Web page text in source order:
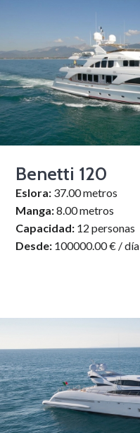
Benetti 120
Eslora: 37.00 metros
Manga:8.00 metros
Capacidad: 12 personas
Desde: 100000.00 € / día